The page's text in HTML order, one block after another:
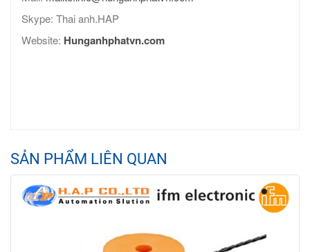
Skype: Thai anh.HAP
Website: Hunganhphatvn.com
SẢN PHẨM LIÊN QUAN